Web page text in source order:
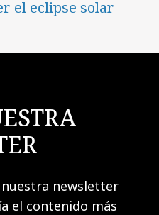
el eclipse solar
newsletter
el contenido más